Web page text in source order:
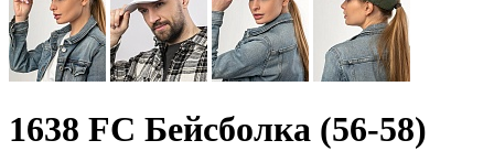
1638 FC Бейсболка (56-58)